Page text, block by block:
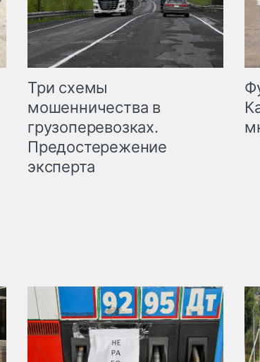
Три схемы
мошенничества в
грузоперевозках.
Предостережение
эксперта